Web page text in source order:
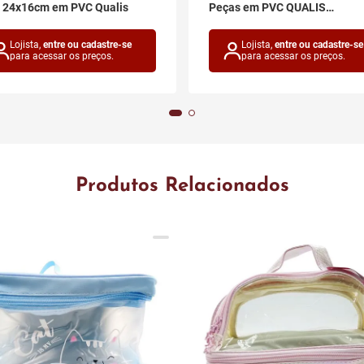
em PVC Qualis
Lojista, entre ou cadastre-se
para acessar os preços.
Peças em PVC QUALIS
Lojista, entre ou cadastre-se
para acessar os preços.
Produtos Relacionados